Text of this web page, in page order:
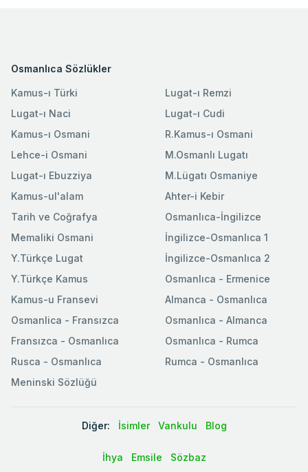
Osmanlıca Sözlükler
Kamus-ı Türki
Lugat-ı Naci
Kamus-ı Osmani
Lehce-i Osmani
Lugat-ı Ebuzziya
Lugat-ı Remzi
Lugat-ı Cudi
R.Kamus-ı Osmani
M.Osmanlı Lugatı
M.Lügatı Osmaniye
Kamus-ul'alam
Tarih ve Coğrafya
Memaliki Osmani
Y.Türkçe Lugat
Y.Türkçe Kamus
Ahter-i Kebir
Osmanlıca-İngilizce
İngilizce-Osmanlıca 1
İngilizce-Osmanlıca 2
Osmanlıca - Ermenice
Kamus-u Fransevi
Osmanlica - Fransızca
Fransızca - Osmanlıca
Rusca - Osmanlıca
Meninski Sözlüğü
Almanca - Osmanlıca
Osmanlıca - Almanca
Osmanlıca - Rumca
Rumca - Osmanlıca
Diğer: İsimler Vankulu Blog
İhya Emsile Sözbaz